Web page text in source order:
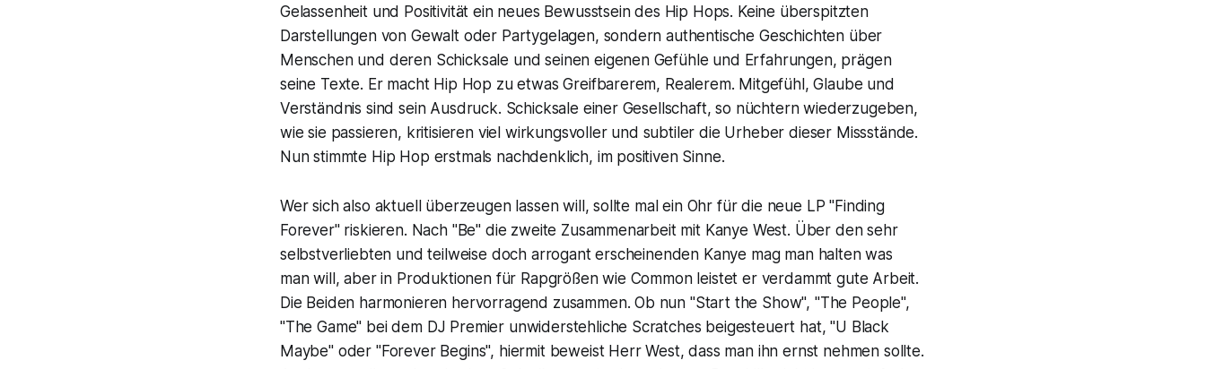
Gelassenheit und Positivität ein neues Bewusstsein des Hip Hops. Keine überspitzten
Darstellungen von Gewalt oder Partygelagen, sondern authentische Geschichten über
Menschen und deren Schicksale und seinen eigenen Gefühle und Erfahrungen, prägen
seine Texte. Er macht Hip Hop zu etwas Greifbarerem, Realerem. Mitgefühl, Glaube und
Verständnis sind sein Ausdruck. Schicksale einer Gesellschaft, so nüchtern wiederzugeben,
wie sie passieren, kritisieren viel wirkungsvoller und subtiler die Urheber dieser Missstände.
Nun stimmte Hip Hop erstmals nachdenklich, im positiven Sinne.
Wer sich also aktuell überzeugen lassen will, sollte mal ein Ohr für die neue LP "Finding
Forever" riskieren. Nach "Be" die zweite Zusammenarbeit mit Kanye West. Über den sehr
selbstverliebten und teilweise doch arrogant erscheinenden Kanye mag man halten was
man will, aber in Produktionen für Rapgrößen wie Common leistet er verdammt gute Arbeit.
Die Beiden harmonieren hervorragend zusammen. Ob nun "Start the Show", "The People",
"The Game" bei dem DJ Premier unwiderstehliche Scratches beigesteuert hat, "U Black
Maybe" oder "Forever Begins", hiermit beweist Herr West, dass man ihn ernst nehmen sollte.